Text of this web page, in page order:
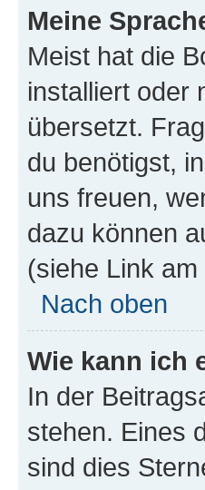
Meine
Meist hat die
installiert oder
übersetzt.
du benötigst,
uns freuen,
dazu können
(siehe Link
Nach oben
Wie kann ich
In der
stehen. Eines
sind dies